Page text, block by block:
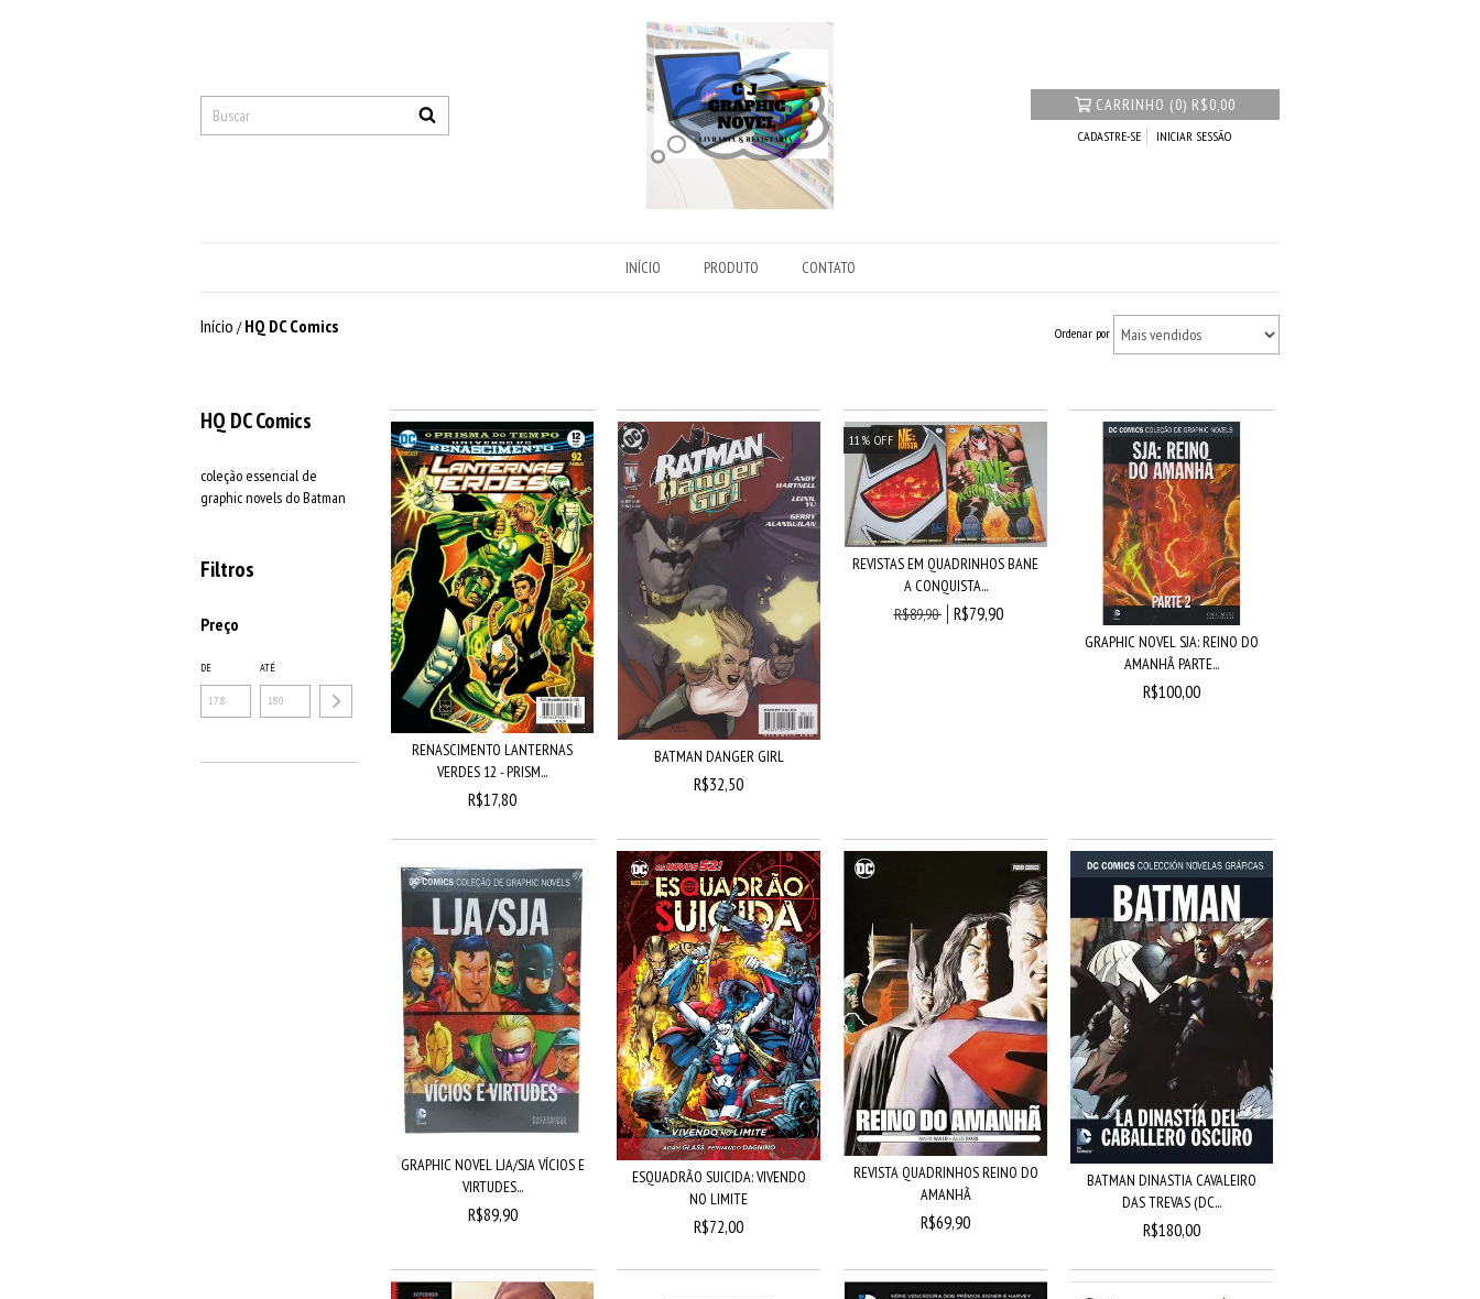
CARRINHO (0) R$0,00
CADASTRE-SE INICIAR SESSÃO
INÍCIO PRODUTO CONTATO
Início / HQ DC Comics Ordenar por
HQ DC Comics
coleção essencial de
graphic novels do Batman
Filtros
Preço
DE ATÉ
RENASCIMENTO LANTERNAS
VERDES 12 - PRISM...
R$17,80
BATMAN DANGER GIRL
R$32,50
11% OFF
REVISTAS EM QUADRINHOS BANE
A CONQUISTA...
R$89,90
R$79,90
GRAPHIC NOVEL SJA: REINO DO
AMANHÃ PARTE...
R$100,00
GRAPHIC NOVEL LJA/SJA VÍCIOS E
VIRTUDES...
R$89,90
ESQUADRÃO SUICIDA: VIVENDO
NO LIMITE
R$72,00
REVISTA QUADRINHOS REINO DO
AMANHÃ
R$69,90
BATMAN DINASTIA CAVALEIRO
DAS TREVAS (DC...
R$180,00